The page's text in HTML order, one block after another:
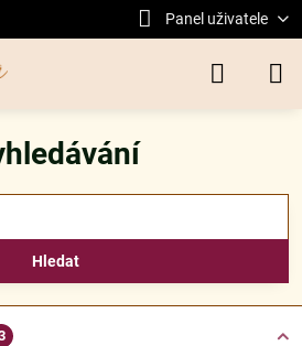
Panel uživatele
Hledat